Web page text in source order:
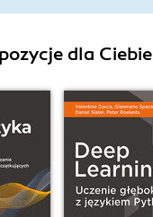
dla Ciebie